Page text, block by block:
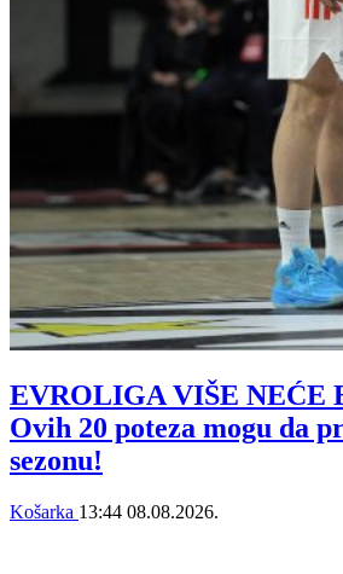
EVROLIGA VIŠE NEĆE
Ovih 20 poteza mogu da
sezonu!
Košarka 13:44 08.08.2026.